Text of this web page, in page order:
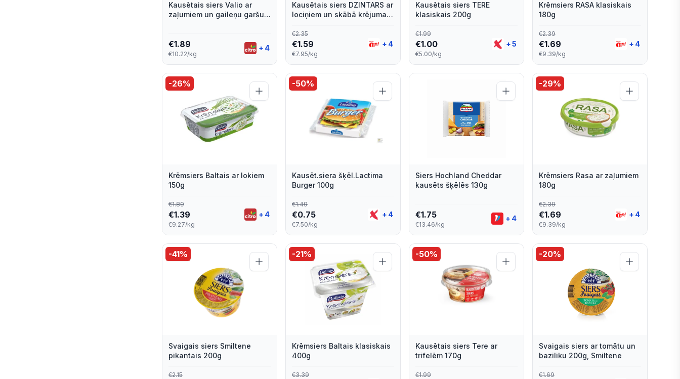
Kausētais siers Valio ar
zaļumiem un gaileņu garšu
€1.89
€10.22/kg
+ 4
Kausētais siers DZINTARS ar
lociņiem un skābā krējuma
€2.35
€1.59
€7.95/kg
+ 4
Kausētais siers TERE
klasiskais 200g
€1.99
€1.00
€5.00/kg
+5
Krēmsiers RASA klasiskais
180g
€2.39
€1.69
€9.39/kg
+ 4
-26%
Krēmsiers Baltais ar lokiem
150g
€1.89
€1.39
€9.27/kg
+ 4
-50%
Kausēt.siera šķēl.Lactima
Burger 100g
€1.49
€0.75
€7.50/kg
+ 4
Siers Hochland Cheddar
kausēts šķēlēs 130g
€1.75
€13.46/kg
+ 4
-29%
Krēmsiers Rasa ar zaļumiem
180g
€2.39
€1.69
€9.39/kg
+ 4
-41%
Svaigais siers Smiltene
pikantais 200g
€2.15
-21%
Krēmsiers Baltais klasiskais
400g
€3.39
-50%
Kausētais siers Tere ar
trifelēm 170g
€1.99
-20%
Svaigais siers ar tomātu un
baziliku 200g, Smiltene
€1.69